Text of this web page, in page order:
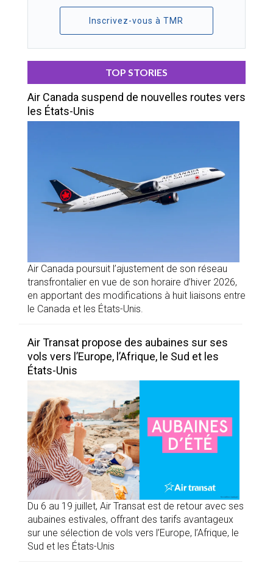
Inscrivez-vous à TMR
TOP STORIES
Air Canada suspend de nouvelles routes vers
les États-Unis
Air Canada poursuit l’ajustement de son réseau
transfrontalier en vue de son horaire d’hiver 2026,
en apportant des modifications à huit liaisons entre
le Canada et les États-Unis.
Air Transat propose des aubaines sur ses
vols vers l’Europe, l’Afrique, le Sud et les
États-Unis
Du 6 au 19 juillet, Air Transat est de retour avec ses
aubaines estivales, offrant des tarifs avantageux
sur une sélection de vols vers l’Europe, l’Afrique, le
Sud et les États-Unis